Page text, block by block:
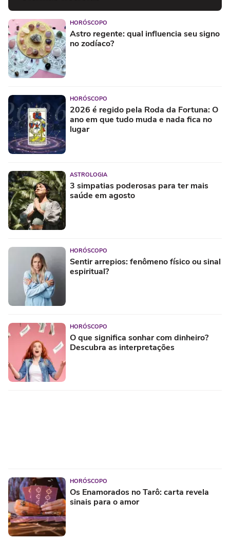
HORÓSCOPO
Astro regente: qual influencia seu signo
no zodíaco?
HORÓSCOPO
2026 é regido pela Roda da Fortuna: O
ano em que tudo muda e nada fica no
lugar
ASTROLOGIA
3 simpatias poderosas para ter mais
saúde em agosto
HORÓSCOPO
Sentir arrepios: fenômeno físico ou sinal
espiritual?
HORÓSCOPO
O que significa sonhar com dinheiro?
Descubra as interpretações
HORÓSCOPO
Os Enamorados no Tarô: carta revela
sinais para o amor